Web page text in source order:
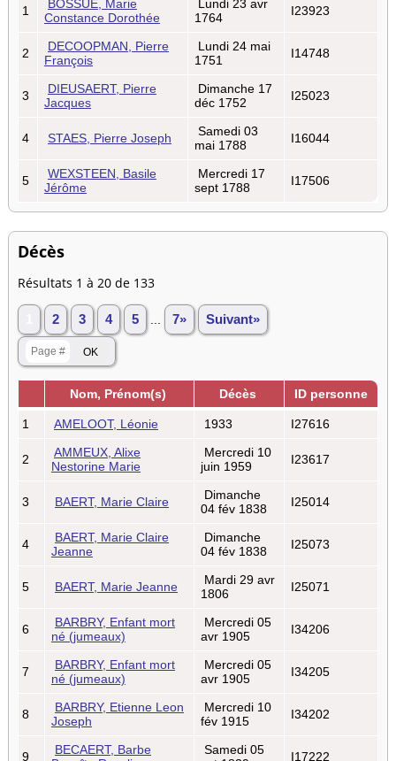
1
BOSSUE, Marie
Constance Dorothée
Lundi 23 avr
1764
I23923
2
DECOOPMAN, Pierre
François
Lundi 24 mai
1751
I14748
3
DIEUSAERT, Pierre
Jacques
Dimanche 17
déc 1752
I25023
4 STAES, Pierre Joseph
Samedi 03
mai 1788
I16044
5
WEXSTEEN, Basile
Jérôme
Mercredi 17
sept 1788
I17506
Décès
Résultats 1 à 20 de 133
2 3 4 5 7» Suivant»
Nom, Prénom(s) Décès ID personne
1 AMELOOT, Léonie 1933 I27616
2
AMMEUX, Alixe
Nestorine Marie
Mercredi 10
juin 1959
I23617
3 BAERT, Marie Claire
Dimanche
04 fév 1838
I25014
4
BAERT, Marie Claire
Jeanne
Dimanche
04 fév 1838
I25073
5 BAERT, Marie Jeanne
Mardi 29 avr
1806
I25071
6
BARBRY, Enfant mort
né (jumeaux)
Mercredi 05
avr 1905
I34206
7
BARBRY, Enfant mort
né (jumeaux)
Mercredi 05
avr 1905
I34205
8
BARBRY, Etienne Leon
Joseph
Mercredi 10
fév 1915
I34202
9
BECAERT, Barbe
Samedi 05
I17222